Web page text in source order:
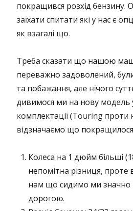
покращився розхід бензину.
заїхати спитати які у нас є
як взагалі що.
Треба сказати що нашою
переважно задоволений,
та побажання, але нічого
дивимося ми на нову модель
комплектації (Touring проти
відзначаємо що
Колеса на 1 дюйм більші
непомітна різниця, проте
нам що сидимо ми
дорогою.